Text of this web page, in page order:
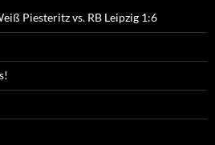
Piesteritz vs. RB Leipzig 1:6